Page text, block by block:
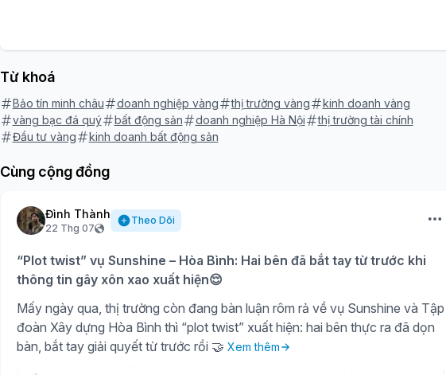
Từ khoá
Bảo tín minh châu doanh nghiệp vàng thị trường vàng
kinh doanh vàng
vàng bạc đá quý
bất động sản doanh nghiệp Hà Nội
thị trường tài chính
Đầu tư vàng
kinh doanh bất động sản
Cùng cộng đồng
Đình Thành
22 Thg 07
Theo Dõi
“Plot twist” vụ Sunshine – Hòa Bình: Hai bên đã bắt tay từ trước khi
thông tin gây xôn xao xuất hiện😌
Mấy ngày qua, thị trường còn đang bàn luận rôm rả về vụ Sunshine và Tập
đoàn Xây dựng Hòa Bình thì “plot twist” xuất hiện: hai bên thực ra đã dọn
bàn, bắt tay giải quyết từ trước rồi 🤝 Xem thêm